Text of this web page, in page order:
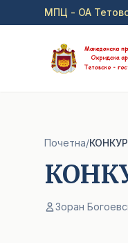
Прејди на главна
МПЦ - ОА
Почетна/
Зоран